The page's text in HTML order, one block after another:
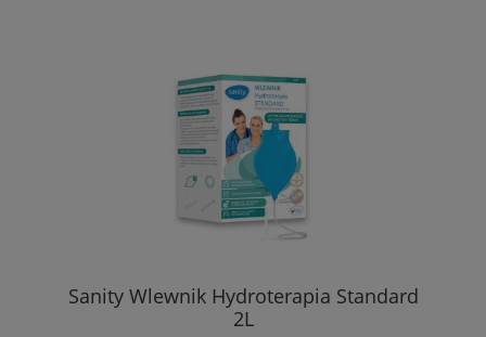
Sanity Wlewnik Hydroterapia Standard
2L